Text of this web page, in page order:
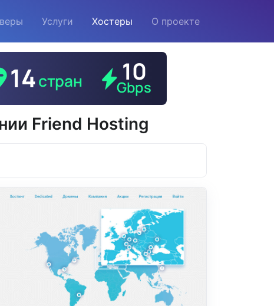
Услуги Хостеры О проекте
Friend Hosting